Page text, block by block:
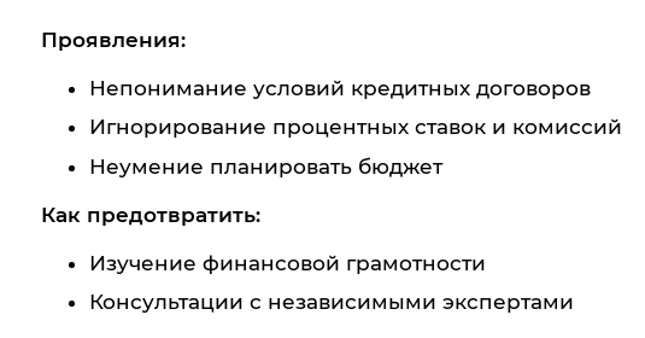
Проявления:
Непонимание условий кредитных договоров
Игнорирование процентных ставок и комиссий
Неумение планировать бюджет
Как предотвратить:
Изучение финансовой грамотности
Консультации с независимыми экспертами